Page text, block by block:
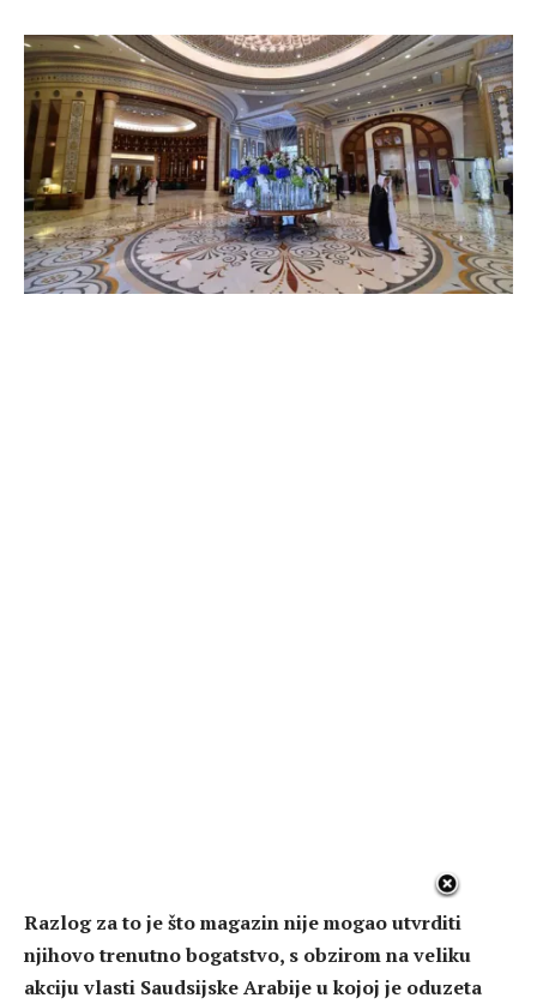
Razlog za to je što magazin nije mogao utvrditi
njihovo trenutno bogatstvo, s obzirom na veliku
akciju vlasti Saudsijske Arabije u kojoj je oduzeta